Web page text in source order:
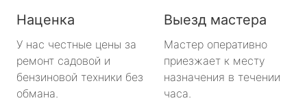
Наценка
У нас честные цены за
ремонт садовой и
бензиновой техники без
обмана.
Выезд мастера
Мастер оперативно
приезжает к месту
назначения в течении
часа.